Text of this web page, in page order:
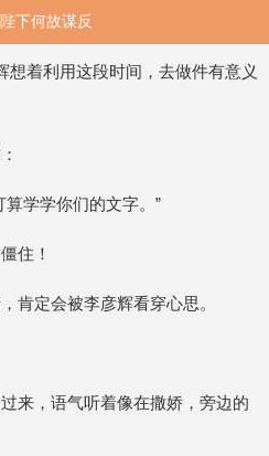
下何故谋反
想着利用这段时间，去做件有意义
学学你们的文字。”
住！
肯定会被李彦辉看穿心思。
来，语气听着像在撒娇，旁边的